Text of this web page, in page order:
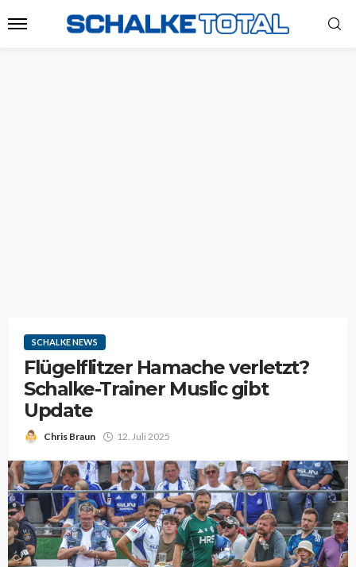
SCHALKE NEWS
Flügelflitzer Hamache verletzt?
Schalke-Trainer Muslic gibt
Update
Chris Braun 12. Juli 2025